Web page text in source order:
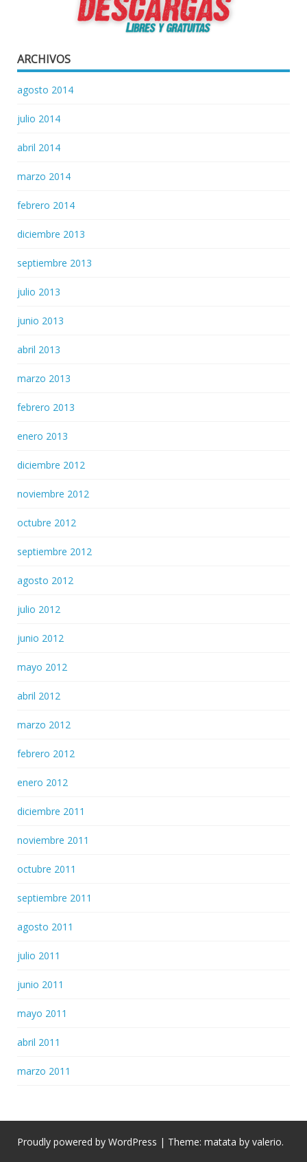
ARCHIVOS
agosto 2014
julio 2014
abril 2014
marzo 2014
febrero 2014
diciembre 2013
septiembre 2013
julio 2013
junio 2013
abril 2013
marzo 2013
febrero 2013
enero 2013
diciembre 2012
noviembre 2012
octubre 2012
septiembre 2012
agosto 2012
julio 2012
junio 2012
mayo 2012
abril 2012
marzo 2012
febrero 2012
enero 2012
diciembre 2011
noviembre 2011
octubre 2011
septiembre 2011
agosto 2011
julio 2011
junio 2011
mayo 2011
abril 2011
marzo 2011
Proudly powered by WordPress | Theme: matata by valerio.